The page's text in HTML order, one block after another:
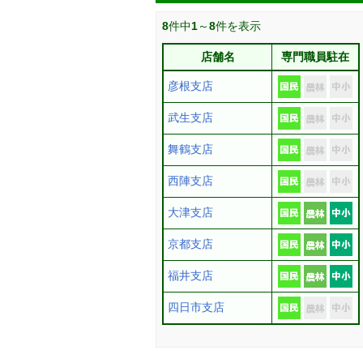
8件中1～8件を表示
店舗名 専門職員駐在
彦根支店
武生支店
舞鶴支店
西陣支店
大津支店
京都支店
福井支店
四日市支店